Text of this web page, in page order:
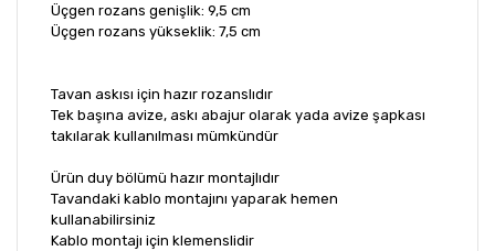
Üçgen rozans genişlik: 9,5 cm
Üçgen rozans yükseklik: 7,5 cm
Tavan askısı için hazır rozanslıdır
Tek başına avize, askı abajur olarak yada avize şapkası
takılarak kullanılması mümkündür
Ürün duy bölümü hazır montajlıdır
Tavandaki kablo montajını yaparak hemen
kullanabilirsiniz
Kablo montajı için klemenslidir